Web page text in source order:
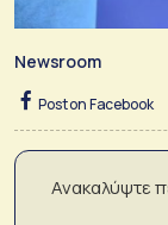
Newsroom
Post on Facebook
Ανακαλύψτε